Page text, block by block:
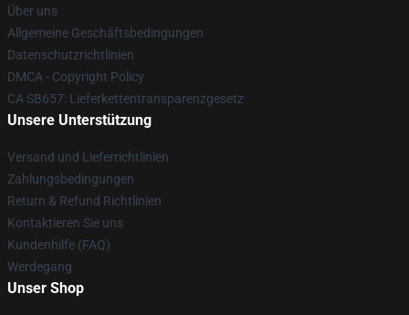
Über uns
Allgemeine Geschäftsbedingungen
Datenschutzrichtlinien
DMCA - Copyright Policy
CA SB657: Lieferkettentransparenzgesetz
Unsere Unterstützung
Versand und Lieferrichtlinien
Zahlungsbedingungen
Return & Refund Richtlinien
Kontaktieren Sie uns
Kundenhilfe (FAQ)
Werdegang
Unser Shop